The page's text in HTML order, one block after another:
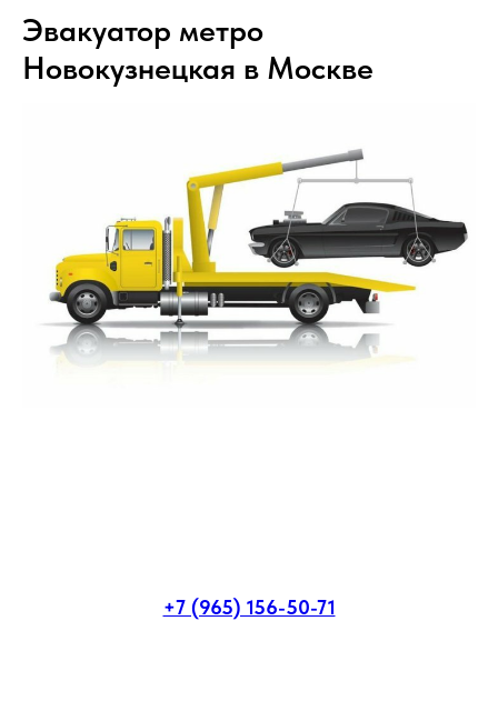
Эвакуатор метро
Новокузнецкая в Москве
+7 (965) 156-50-71